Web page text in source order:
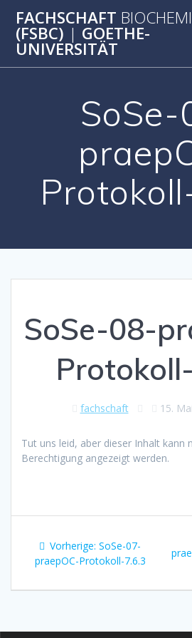
Inhalt
FACHSCHAFT
(FSBC) | GOETHE-
UNIVERSITÄT
SoSe-
SoSe-08-
fachschaft 15.
Tut uns leid, aber dieser Inhalt kann
Berechtigung angezeigt werden.
Vorherige: Vorheriger
Beitrag:
SoSe-07-
praepOC-Protokoll-7.6.3